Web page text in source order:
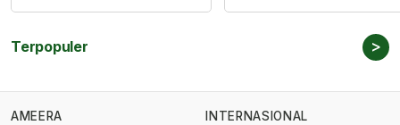
Terpopuler >
AMEERA
INTERNASIONAL